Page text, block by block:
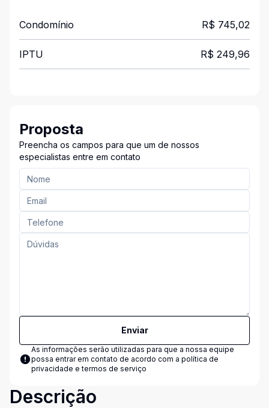
Condomínio R$ 745,02
IPTU R$ 249,96
Proposta
Preencha os campos para que um de nossos
especialistas entre em contato
Enviar
As informações serão utilizadas para que a nossa equipe
possa entrar em contato de acordo com a política de
privacidade e termos de serviço
Descrição